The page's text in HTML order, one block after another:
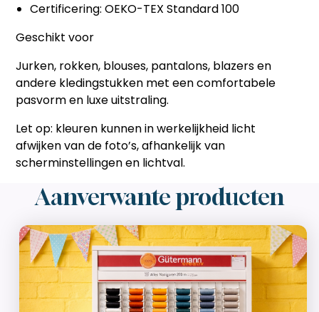
Certificering: OEKO-TEX Standard 100
Geschikt voor
Jurken, rokken, blouses, pantalons, blazers en
andere kledingstukken met een comfortabele
pasvorm en luxe uitstraling.
Let op: kleuren kunnen in werkelijkheid licht
afwijken van de foto’s, afhankelijk van
scherminstellingen en lichtval.
Aanverwante producten